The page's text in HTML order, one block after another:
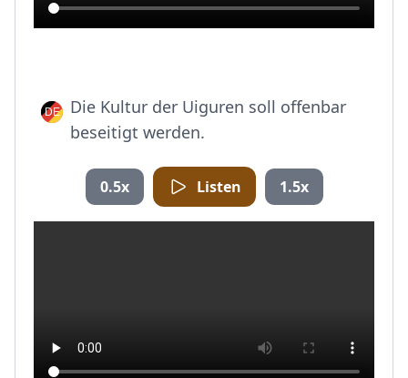
Die Kultur der Uiguren soll offenbar
beseitigt werden.
0.5x Listen 1.5x